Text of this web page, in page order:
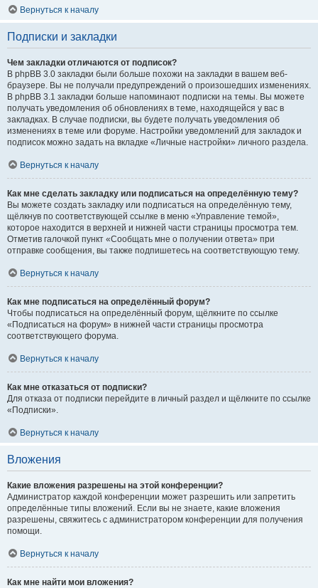
Вернуться к началу
Подписки и закладки
Чем закладки отличаются от подписок?
В phpBB 3.0 закладки были больше похожи на закладки в вашем веб-
браузере. Вы не получали предупреждений о произошедших изменениях.
В phpBB 3.1 закладки больше напоминают подписки на темы. Вы можете
получать уведомления об обновлениях в теме, находящейся у вас в
закладках. В случае подписки, вы будете получать уведомления об
изменениях в теме или форуме. Настройки уведомлений для закладок и
подписок можно задать на вкладке «Личные настройки» личного раздела.
Вернуться к началу
Как мне сделать закладку или подписаться на определённую тему?
Вы можете создать закладку или подписаться на определённую тему,
щёлкнув по соответствующей ссылке в меню «Управление темой»,
которое находится в верхней и нижней части страницы просмотра тем.
Отметив галочкой пункт «Сообщать мне о получении ответа» при
отправке сообщения, вы также подпишетесь на соответствующую тему.
Вернуться к началу
Как мне подписаться на определённый форум?
Чтобы подписаться на определённый форум, щёлкните по ссылке
«Подписаться на форум» в нижней части страницы просмотра
соответствующего форума.
Вернуться к началу
Как мне отказаться от подписки?
Для отказа от подписки перейдите в личный раздел и щёлкните по ссылке
«Подписки».
Вернуться к началу
Вложения
Какие вложения разрешены на этой конференции?
Администратор каждой конференции может разрешить или запретить
определённые типы вложений. Если вы не знаете, какие вложения
разрешены, свяжитесь с администратором конференции для получения
помощи.
Вернуться к началу
Как мне найти мои вложения?